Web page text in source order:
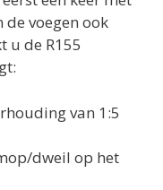
voegen ook
u de R155
van 1:5
dweil op het